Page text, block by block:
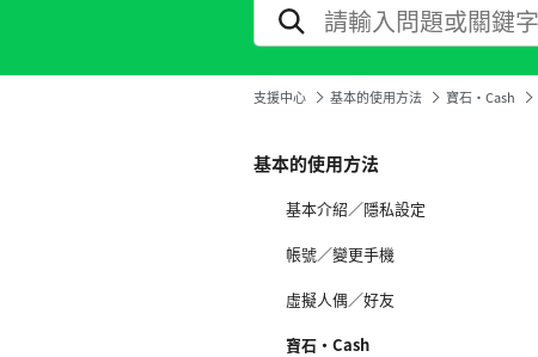
支援中心 基本的使用方法 寶石·Cash
基本的使用方法
基本介紹／隱私設定
帳號／變更手機
虛擬人偶／好友
寶石·Cash